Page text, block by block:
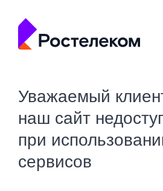
Уважаемый
наш сайт
при
сервисов